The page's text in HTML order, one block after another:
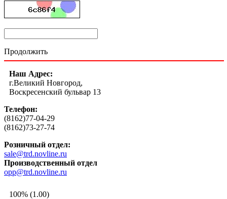
Продолжить
Наш Адрес:
г.Великий Новгород,
Воскресенский бульвар 13
Телефон:
(8162)77-04-29
(8162)73-27-74
Розничный отдел:
sale@trd.novline.ru
Производственный отдел
opp@trd.novline.ru
100% (1.00)